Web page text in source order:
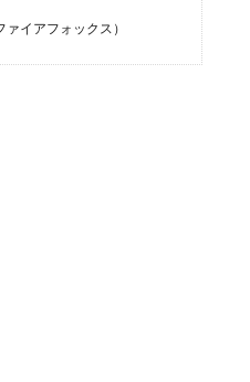
イアフォックス）